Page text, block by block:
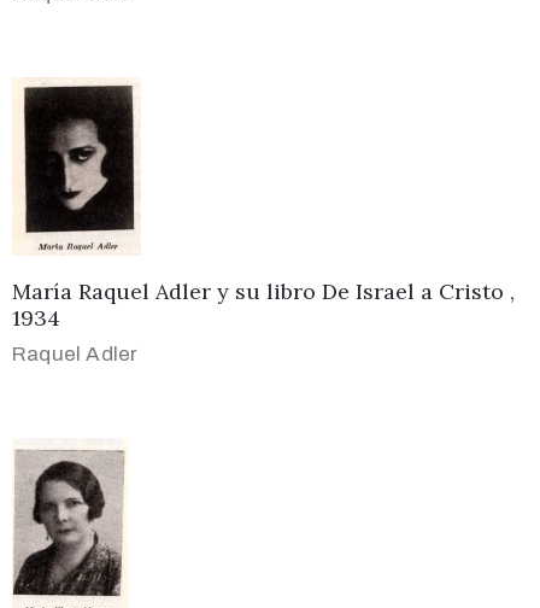
María Raquel Adler y su libro De Israel a Cristo ,
1934
Raquel Adler